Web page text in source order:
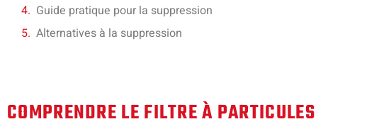
Guide pratique pour la suppression
Alternatives à la suppression
COMPRENDRE LE FILTRE À PARTICULES